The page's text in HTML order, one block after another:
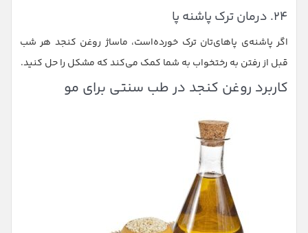
۲۴. درمان ترک پاشنه پا
اگر پاشنه‌ی پاهای‌تان ترک خورده‌است، ماساژ روغن کنجد هر شب
قبل از رفتن به رختخواب به شما کمک می‌کند که مشکل را حل کنید.
کاربرد روغن کنجد در طب سنتی برای مو